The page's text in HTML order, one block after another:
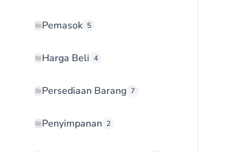
Pemasok 5
Harga Beli 4
Persediaan Barang 7
Penyimpanan 2